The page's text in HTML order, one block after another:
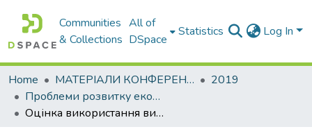
Communities
& Collections
All of
DSpace
Statistics Log In
Home МАТЕРІАЛИ КОНФЕРЕНЦІЙ
2019
Проблеми розвитку економіки підприємства: погляд молоді
Оцінка використання виробничих фондів АТП